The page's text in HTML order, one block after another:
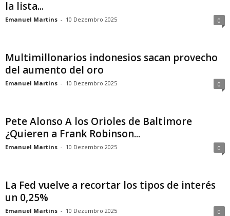
la lista...
Emanuel Martins - 10 Dezembro 2025 0
Multimillonarios indonesios sacan provecho
del aumento del oro
Emanuel Martins - 10 Dezembro 2025 0
Pete Alonso A los Orioles de Baltimore
¿Quieren a Frank Robinson...
Emanuel Martins - 10 Dezembro 2025 0
La Fed vuelve a recortar los tipos de interés
un 0,25%
Emanuel Martins - 10 Dezembro 2025 0